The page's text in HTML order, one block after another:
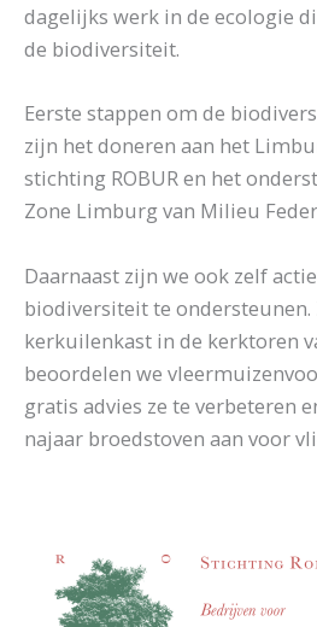
dagelijks werk in de ecologie
de biodiversiteit.
Eerste stappen om de
zijn het doneren aan het
stichting ROBUR en het
Zone Limburg van Milieu
Daarnaast zijn we ook zelf
biodiversiteit te ondersteunen.
kerkuilenkast in de kerktoren
beoordelen we
gratis advies ze te verbeteren
najaar broedstoven aan voor